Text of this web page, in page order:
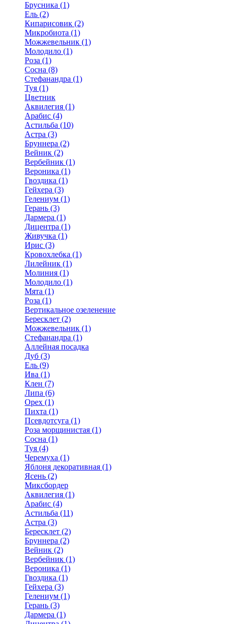
Брусника (1)
Ель (2)
Кипарисовик (2)
Микробиота (1)
Можжевельник (1)
Молодило (1)
Роза (1)
Сосна (8)
Стефанандра (1)
Туя (1)
Цветник
Аквилегия (1)
Арабис (4)
Астильба (10)
Астра (3)
Бруннера (2)
Вейник (2)
Вербейник (1)
Вероника (1)
Гвоздика (1)
Гейхера (3)
Гелениум (1)
Герань (3)
Дармера (1)
Дицентра (1)
Живучка (1)
Ирис (3)
Кровохлебка (1)
Лилейник (1)
Молиния (1)
Молодило (1)
Мята (1)
Роза (1)
Вертикальное озеленение
Бересклет (2)
Можжевельник (1)
Стефанандра (1)
Аллейная посадка
Дуб (3)
Ель (9)
Ива (1)
Клен (7)
Липа (6)
Орех (1)
Пихта (1)
Псевдотсуга (1)
Роза морщинистая (1)
Сосна (1)
Туя (4)
Черемуха (1)
Яблоня декоративная (1)
Ясень (2)
Миксбордер
Аквилегия (1)
Арабис (4)
Астильба (11)
Астра (3)
Бересклет (2)
Бруннера (2)
Вейник (2)
Вербейник (1)
Вероника (1)
Гвоздика (1)
Гейхера (3)
Гелениум (1)
Герань (3)
Дармера (1)